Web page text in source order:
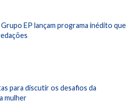
EP lançam programa inédito que
para discutir os desafios da
mulher